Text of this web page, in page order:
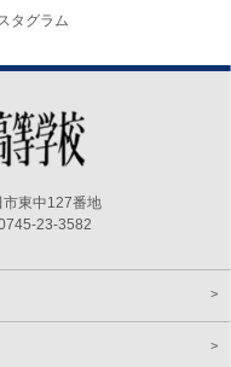
タグラム
東中127番地
23-3582